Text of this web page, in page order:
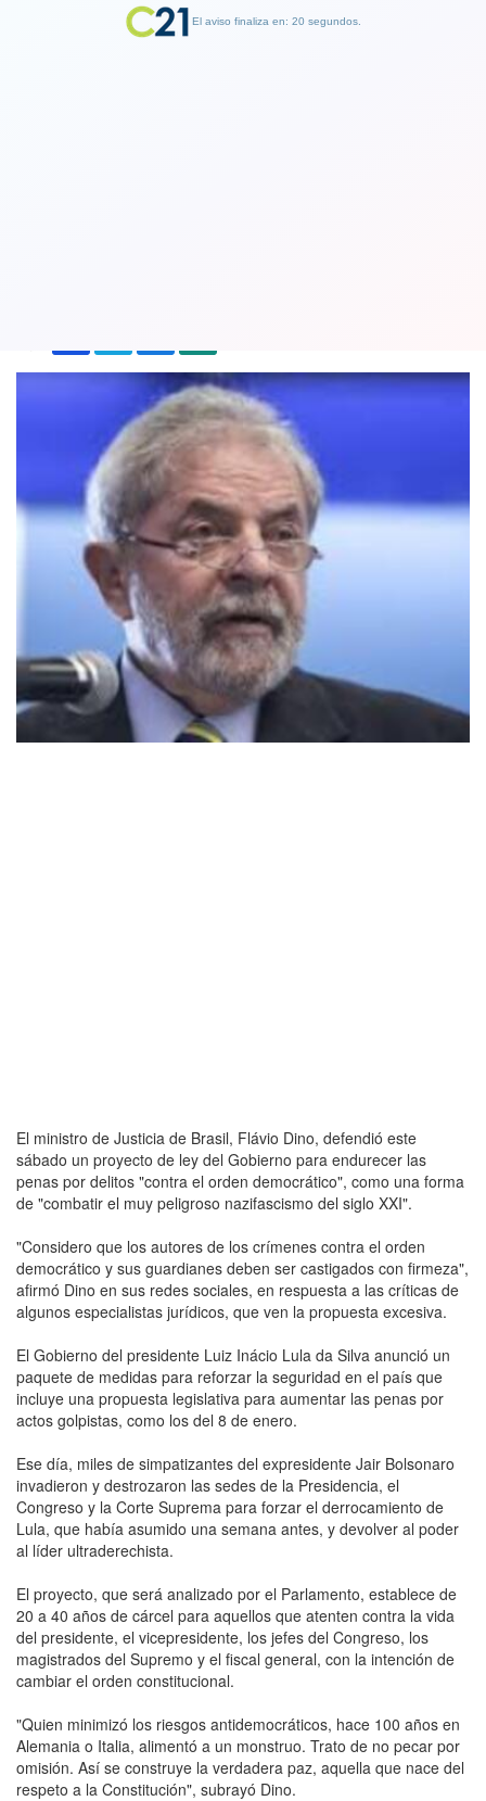
El ministro de Justicia de Brasil, Flávio Dino, defendió este
sábado un proyecto de ley del Gobierno para endurecer las
penas por delitos "contra el orden democrático", como una forma
de "combatir el muy peligroso nazifascismo del siglo XXI".
"Considero que los autores de los crímenes contra el orden
democrático y sus guardianes deben ser castigados con firmeza",
afirmó Dino en sus redes sociales, en respuesta a las críticas de
algunos especialistas jurídicos, que ven la propuesta excesiva.
El Gobierno del presidente Luiz Inácio Lula da Silva anunció un
paquete de medidas para reforzar la seguridad en el país que
incluye una propuesta legislativa para aumentar las penas por
actos golpistas, como los del 8 de enero.
Ese día, miles de simpatizantes del expresidente Jair Bolsonaro
invadieron y destrozaron las sedes de la Presidencia, el
Congreso y la Corte Suprema para forzar el derrocamiento de
Lula, que había asumido una semana antes, y devolver al poder
al líder ultraderechista.
El proyecto, que será analizado por el Parlamento, establece de
20 a 40 años de cárcel para aquellos que atenten contra la vida
del presidente, el vicepresidente, los jefes del Congreso, los
magistrados del Supremo y el fiscal general, con la intención de
cambiar el orden constitucional.
"Quien minimizó los riesgos antidemocráticos, hace 100 años en
Alemania o Italia, alimentó a un monstruo. Trato de no pecar por
omisión. Así se construye la verdadera paz, aquella que nace del
respeto a la Constitución", subrayó Dino.
El aviso finaliza en: 19 segundos.